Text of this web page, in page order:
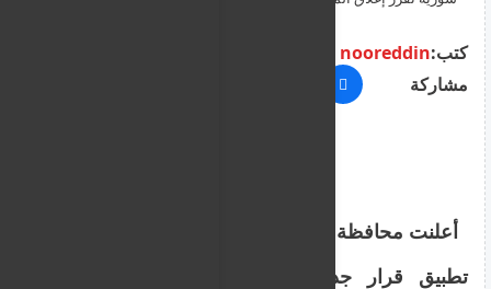
كتب:nooreddin
مشاركة
أعلنت محافظة العاصمة السورية دمشق بدء
تطبيق قرار جديد يحدد أوقات فتح وإغلاق